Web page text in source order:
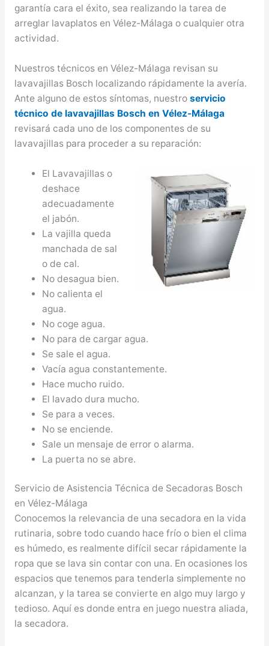
garantía cara el éxito, sea realizando la tarea de
arreglar lavaplatos en Vélez-Málaga o cualquier otra
actividad.
Nuestros técnicos en Vélez-Málaga revisan su
lavavajillas Bosch localizando rápidamente la avería.
Ante alguno de estos síntomas, nuestro servicio
técnico de lavavajillas Bosch en Vélez-Málaga
revisará cada uno de los componentes de su
lavavajillas para proceder a su reparación:
El Lavavajillas o
deshace
adecuadamente
el jabón.
La vajilla queda
manchada de sal
o de cal.
No desagua bien.
No calienta el
agua.
No coge agua.
No para de cargar agua.
Se sale el agua.
Vacía agua constantemente.
Hace mucho ruido.
El lavado dura mucho.
Se para a veces.
No se enciende.
Sale un mensaje de error o alarma.
La puerta no se abre.
Servicio de Asistencia Técnica de Secadoras Bosch
en Vélez-Málaga
Conocemos la relevancia de una secadora en la vida
rutinaria, sobre todo cuando hace frío o bien el clima
es húmedo, es realmente difícil secar rápidamente la
ropa que se lava sin contar con una. En ocasiones los
espacios que tenemos para tenderla simplemente no
alcanzan, y la tarea se convierte en algo muy largo y
tedioso. Aquí es donde entra en juego nuestra aliada,
la secadora.